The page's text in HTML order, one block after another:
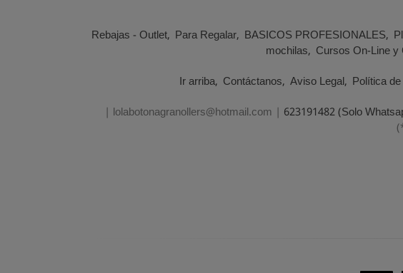
Rebajas - Outlet Para Regalar BASICOS PROFESIONALES
mochilas Cursos On-Line
Ir arriba Contáctanos Aviso Legal Política
| lolabotonagranollers@hotmail.com | 623191482 (Solo